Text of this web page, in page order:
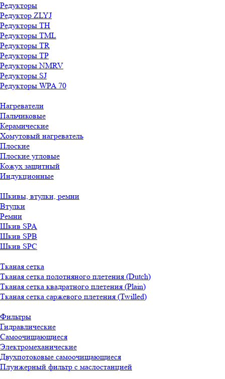
Редукторы
Редуктор ZLYJ
Редукторы TH
Редукторы TML
Редукторы TR
Редукторы TP
Редукторы NMRV
Редукторы SJ
Редукторы WPA 70
Нагреватели
Пальчиковые
Керамические
Хомутовый нагреватель
Плоские
Плоские угловые
Кожух защитный
Индукционные
Шкивы, втулки, ремни
Втулки
Ремни
Шкив SPA
Шкив SPB
Шкив SPC
Тканая сетка
Тканая сетка полотняного плетения (Dutch)
Тканая сетка квадратного плетения (Plain)
Тканая сетка саржевого плетения (Twilled)
Фильтры
Гидравлические
Самоочищающиеся
Электромеханические
Двухпотоковые самоочищающиеся
Плунжерный фильтр с маслостанцией